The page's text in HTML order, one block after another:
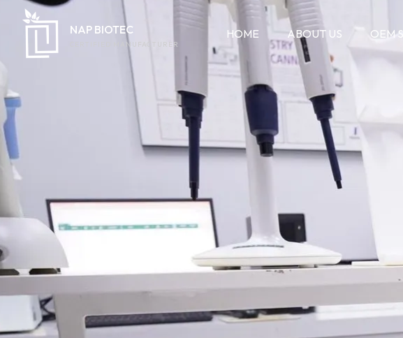
NAP BIOTEC
CERTIFIED MANUFACTURER
HOME ABOUT US OEM